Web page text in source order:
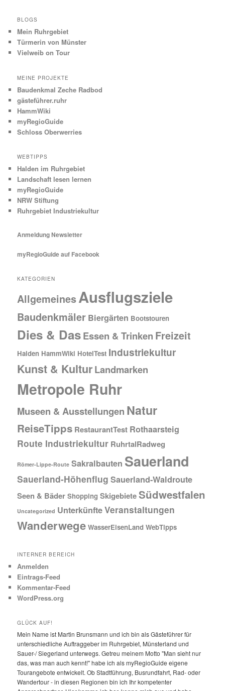
BLOGS
Mein Ruhrgebiet
Türmerin von Münster
Vielweib on Tour
MEINE PROJEKTE
Baudenkmal Zeche Radbod
gästeführer.ruhr
HammWiki
myRegioGuide
Schloss Oberwerries
WEBTIPPS
Halden im Ruhrgebiet
Landschaft lesen lernen
myRegioGuide
NRW Stiftung
Ruhrgebiet Industriekultur
Anmeldung Newsletter
myRegioGuide auf Facebook
KATEGORIEN
AllgemeinesAusflugsziele
Baudenkmäler Biergärten Bootstouren
Dies & DasEssen & Trinken Freizeit
Halden HammWiki HotelTest Industriekultur
Kunst & KulturLandmarken
Metropole Ruhr
Museen & Ausstellungen Natur
ReiseTipps RestaurantTest Rothaarsteig
Route Industriekultur RuhrtalRadweg
Römer-Lippe-Route Sakralbauten Sauerland
Sauerland-Höhenflug Sauerland-Waldroute
Seen & Bäder Shopping SkigebieteSüdwestfalen
Uncategorized UnterkünfteVeranstaltungen
Wanderwege WasserEisenLand WebTipps
INTERNER BEREICH
Anmelden
Eintrags-Feed
Kommentar-Feed
WordPress.org
GLÜCK AUF!
Mein Name ist Martin Brunsmann und ich bin als Gästeführer für
unterschiedliche Auftraggeber im Ruhrgebiet, Münsterland und
Sauer-/ Siegerland unterwegs. Getreu meinem Motto "Man sieht nur
das, was man auch kennt!" habe ich als myRegioGuide eigene
Tourangebote entwickelt. Ob Stadtführung, Busrundfahrt, Rad- oder
Wandertour - in diesen Regionen bin ich Ihr kompetenter